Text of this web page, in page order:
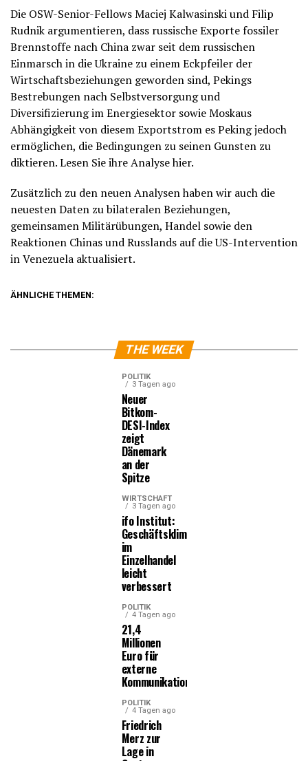
Die OSW-Senior-Fellows Maciej Kalwasinski und Filip
Rudnik argumentieren, dass russische Exporte fossiler
Brennstoffe nach China zwar seit dem russischen
Einmarsch in die Ukraine zu einem Eckpfeiler der
Wirtschaftsbeziehungen geworden sind, Pekings
Bestrebungen nach Selbstversorgung und
Diversifizierung im Energiesektor sowie Moskaus
Abhängigkeit von diesem Exportstrom es Peking jedoch
ermöglichen, die Bedingungen zu seinen Gunsten zu
diktieren. Lesen Sie ihre Analyse hier.
Zusätzlich zu den neuen Analysen haben wir auch die
neuesten Daten zu bilateralen Beziehungen,
gemeinsamen Militärübungen, Handel sowie den
Reaktionen Chinas und Russlands auf die US-Intervention
in Venezuela aktualisiert.
ÄHNLICHE THEMEN:
THE WEEK
POLITIK
3 Tagen ago
Neuer
Bitkom-
DESI-Index
zeigt
Dänemark
an der
Spitze
WIRTSCHAFT
3 Tagen ago
ifo Institut:
Geschäftsklima
im
Einzelhandel
leicht
verbessert
POLITIK
4 Tagen ago
21,4
Millionen
Euro für
externe
Kommunikationsleistungen
POLITIK
4 Tagen ago
Friedrich
Merz zur
Lage in